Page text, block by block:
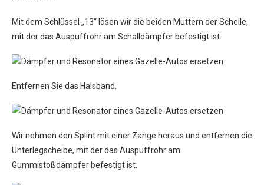
Mit dem Schlüssel „13“ lösen wir die beiden Muttern der Schelle,
mit der das Auspuffrohr am Schalldämpfer befestigt ist.
Entfernen Sie das Halsband.
Wir nehmen den Splint mit einer Zange heraus und entfernen die
Unterlegscheibe, mit der das Auspuffrohr am
Gummistoßdämpfer befestigt ist.